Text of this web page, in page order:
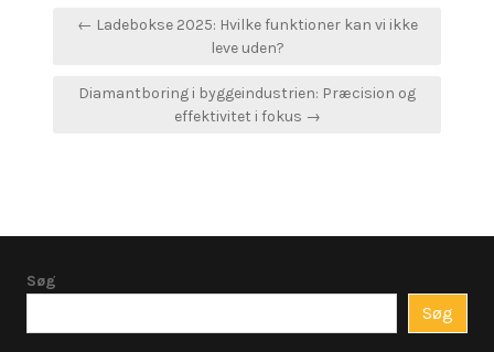
Indlægsnavigation
← Ladebokse 2025: Hvilke funktioner kan vi ikke
leve uden?
Diamantboring i byggeindustrien: Præcision og
effektivitet i fokus →
Søg
Søg